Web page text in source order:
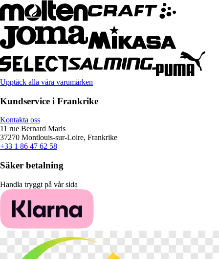
Upptäck alla våra varumärken
Kundservice i Frankrike
Kontakta oss
11 rue Bernard Maris
37270 Montlouis-sur-Loire, Frankrike
+33 1 86 47 62 58
Säker betalning
Handla tryggt på vår sida